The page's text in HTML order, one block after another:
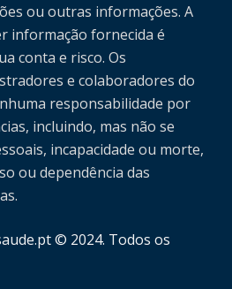
ou outras informações. A
informação fornecida é
conta e risco. Os
e colaboradores do
responsabilidade por
incluindo, mas não se
incapacidade ou morte,
ou dependência das
© 2024. Todos os